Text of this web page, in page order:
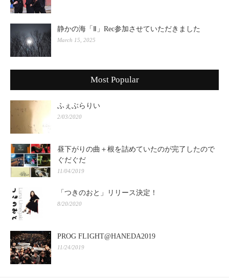
静かの海「Ⅱ」Rec参加させていただきました
March 15, 2025
Most Popular
ふぇぶらりい
2/03/2020
昼下がりの曲＋根を詰めていたのが完了したので
ぐだぐだ
11/04/2019
「つきのおと」リリース決定！
8/20/2020
PROG FLIGHT@HANEDA2019
11/24/2019